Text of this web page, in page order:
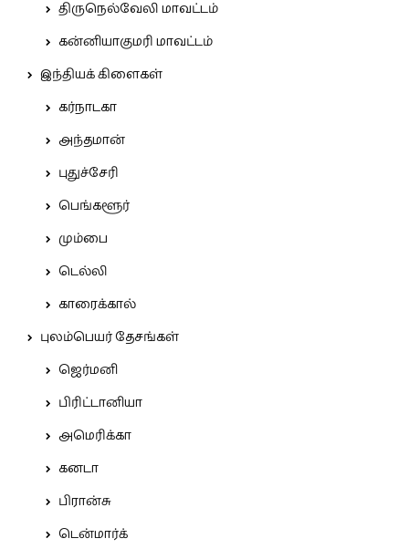
திருநெல்வேலி மாவட்டம்
கன்னியாகுமரி மாவட்டம்
இந்தியக் கிளைகள்
கர்நாடகா
அந்தமான்
புதுச்சேரி
பெங்களூர்
மும்பை
டெல்லி
காரைக்கால்
புலம்பெயர் தேசங்கள்
ஜெர்மனி
பிரிட்டானியா
அமெரிக்கா
கனடா
பிரான்சு
டென்மார்க்